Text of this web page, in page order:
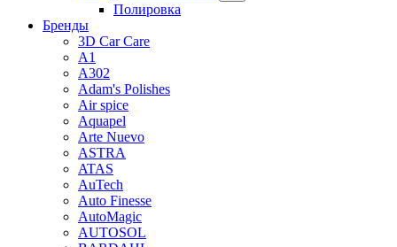
Полировка
Бренды
3D Car Care
A1
A302
Adam's Polishes
Air spice
Aquapel
Arte Nuevo
ASTRA
ATAS
AuTech
Auto Finesse
AutoMagic
AUTOSOL